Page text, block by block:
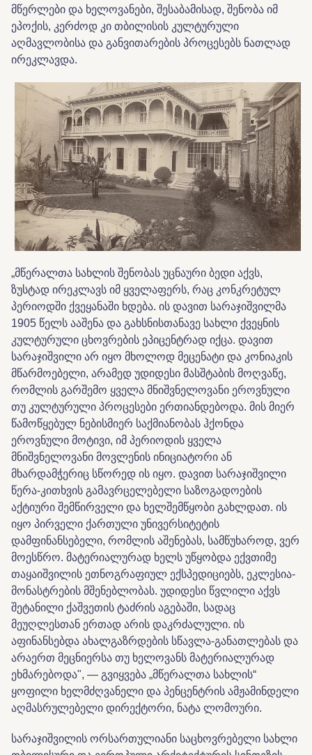
მწერლები და ხელოვანები, შესაბამისად, შენობა იმ
ეპოქის, კერძოდ კი თბილისის კულტურული
აღმავლობისა და განვითარების პროცესებს ნათლად
ირეკლავდა.
„მწერალთა სახლის შენობას უცნაური ბედი აქვს,
ზუსტად ირეკლავს იმ ყველაფერს, რაც კონკრეტულ
პერიოდში ქვეყანაში ხდება. ის დავით სარაჯიშვილმა
1905 წელს ააშენა და გახსნისთანავე სახლი ქვეყნის
კულტურული ცხოვრების ეპიცენტრად იქცა. დავით
სარაჯიშვილი არ იყო მხოლოდ მეცენატი და კონიაკის
მწარმოებელი, არამედ უდიდესი მასშტაბის მოღვაწე,
რომლის გარშემო ყველა მნიშვნელოვანი ეროვნული
თუ კულტურული პროცესები ერთიანდებოდა. მის მიერ
წამოწყებულ ნებისმიერ საქმიანობას ჰქონდა
ეროვნული მოტივი, იმ პერიოდის ყველა
მნიშვნელოვანი მოვლენის ინიციატორი ან
მხარდამჭერიც სწორედ ის იყო. დავით სარაჯიშვილი
წერა-კითხვის გამავრცელებელი საზოგადოების
აქტიური შემწირველი და ხელშემწყობი გახლდათ. ის
იყო პირველი ქართული უნივერსიტეტის
დამფინანსებელი, რომლის აშენებას, სამწუხაროდ, ვერ
მოესწრო. მატერიალურად ხელს უწყობდა ექვთიმე
თაყაიშვილის ეთნოგრაფიულ ექსპედიციებს, ეკლესია-
მონასტრების მშენებლობას. უდიდესი წვლილი აქვს
შეტანილი ქაშვეთის ტაძრის აგებაში, სადაც
მეუღლესთან ერთად არის დაკრძალული. ის
აფინანსებდა ახალგაზრდების სწავლა-განათლებას და
არაერთ მეცნიერსა თუ ხელოვანს მატერიალურად
ეხმარებოდა", — გვიყვება „მწერალთა სახლის“
ყოფილი ხელმძღვანელი და პენცენტრის ამჟამინდელი
აღმასრულებელი დირექტორი, ნატა ლომოური.
სარაჯიშვილის ორსართულიანი საცხოვრებელი სახლი